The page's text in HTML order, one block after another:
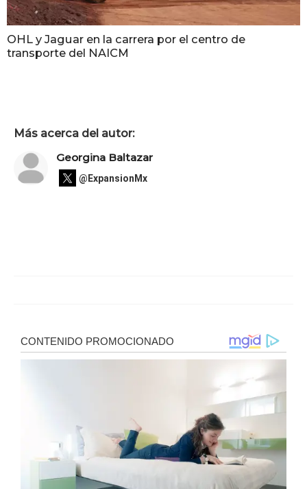
OHL y Jaguar en la carrera por el centro de
transporte del NAICM
Más acerca del autor:
Georgina Baltazar
@ExpansionMx